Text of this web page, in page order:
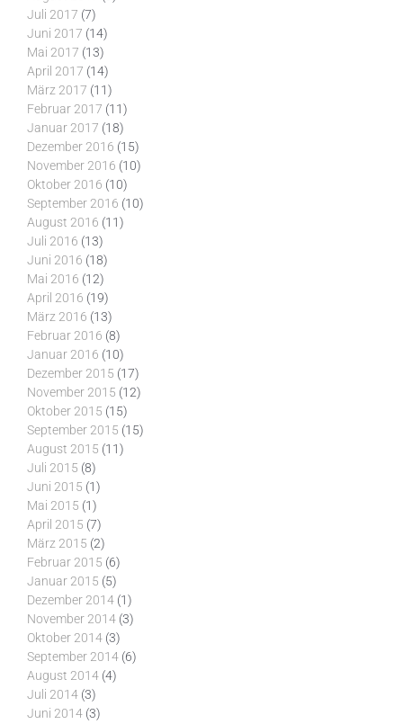
Juli 2017 (7)
Juni 2017 (14)
Mai 2017 (13)
April 2017 (14)
März 2017 (11)
Februar 2017 (11)
Januar 2017 (18)
Dezember 2016 (15)
November 2016 (10)
Oktober 2016 (10)
September 2016 (10)
August 2016 (11)
Juli 2016 (13)
Juni 2016 (18)
Mai 2016 (12)
April 2016 (19)
März 2016 (13)
Februar 2016 (8)
Januar 2016 (10)
Dezember 2015 (17)
November 2015 (12)
Oktober 2015 (15)
September 2015 (15)
August 2015 (11)
Juli 2015 (8)
Juni 2015 (1)
Mai 2015 (1)
April 2015 (7)
März 2015 (2)
Februar 2015 (6)
Januar 2015 (5)
Dezember 2014 (1)
November 2014 (3)
Oktober 2014 (3)
September 2014 (6)
August 2014 (4)
Juli 2014 (3)
Juni 2014 (3)